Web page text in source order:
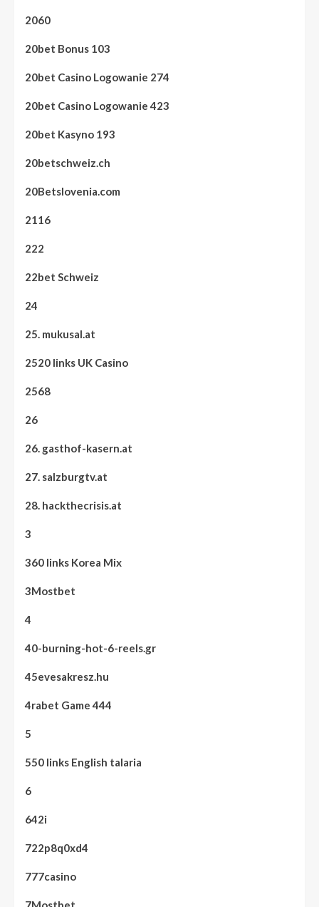
2060
20bet Bonus 103
20bet Casino Logowanie 274
20bet Casino Logowanie 423
20bet Kasyno 193
20betschweiz.ch
20Betslovenia.com
2116
222
22bet Schweiz
24
25. mukusal.at
2520 links UK Casino
2568
26
26. gasthof-kasern.at
27. salzburgtv.at
28. hackthecrisis.at
3
360 links Korea Mix
3Mostbet
4
40-burning-hot-6-reels.gr
45evesakresz.hu
4rabet Game 444
5
550 links English talaria
6
642i
722p8q0xd4
777casino